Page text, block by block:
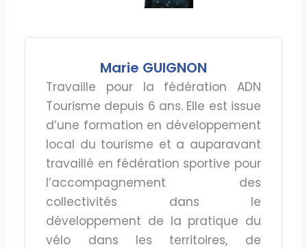
Marie GUIGNON
Travaille pour la fédération ADN
Tourisme depuis 6 ans. Elle est issue
d’une formation en développement
local du tourisme et a auparavant
travaillé en fédération sportive pour
l’accompagnement des
collectivités dans le
développement de la pratique du
vélo dans les territoires, de